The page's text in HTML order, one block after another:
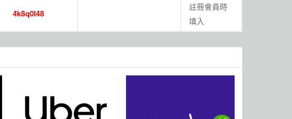
4k8q0l48
註冊會員時
填入